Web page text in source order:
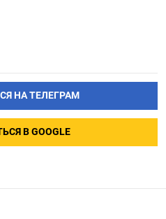
НА ТЕЛЕГРАМ
В GOOGLE